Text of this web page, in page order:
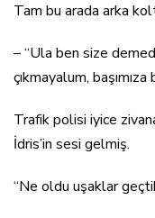
Tam bu arada arka
– “Ula ben size
çıkmayalum,
Trafik polisi iyice
İdris’in sesi gelmiş.
“Ne oldu uşaklar geçtik